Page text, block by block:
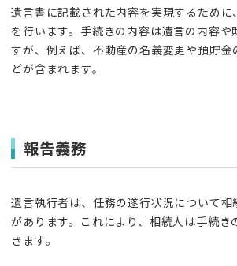
遺言書に記載された内容を実現するため
を行います。手続きの内容は遺言の内容や
すが、例えば、不動産の名義変更や預貯金
どが含まれます。
報告義務
遺言執行者は、任務の遂行状況について相
があります。これにより、相続人は手続き
きます。